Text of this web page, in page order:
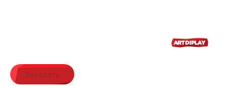
Заказать